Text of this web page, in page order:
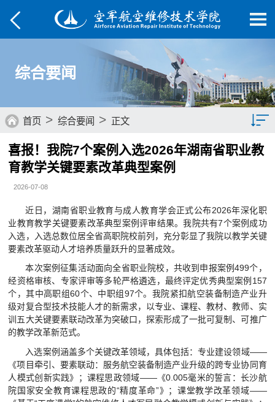
综合要闻
首页 > 综合要闻 > 正文
综合要闻
媒体航院
菁菁校园
视频航院
教育家精神万里行
喜报！我院7个案例入选2026年湖南省职业教
育教学关键要素改革典型案例
2026-07-08
近日，湖南省职业教育与成人教育学会正式公布2026年深化职
业教育教学关键要素改革典型案例评审结果。我院共有7个案例成功
入选，入选总数位居全省高职院校前列，充分彰显了我院以教学关键
要素改革驱动人才培养质量跃升的显著成效。
本次案例征集活动面向全省职业院校，共收到申报案例499个，
经资格审核、专家评审等多轮严格遴选，最终评定优秀典型案例157
个，其中高职组60个、中职组97个。我院紧扣航空装备制造产业升
级对复合型技术技能人才的新需求，以专业、课程、教材、教师、实
训五大关键要素联动改革为突破口，探索形成了一批可复制、可推广
的教学改革新范式。
入选案例涵盖多个关键改革领域，具体包括：专业建设领域——
《项目牵引、要素联动：服务航空装备制造产业升级的跨专业协同育
人模式创新实践》；课程思政领域——《0.005毫米的誓言：长沙航
院国家安全教育课程思政的“精度革命”》；课堂教学改革领域——